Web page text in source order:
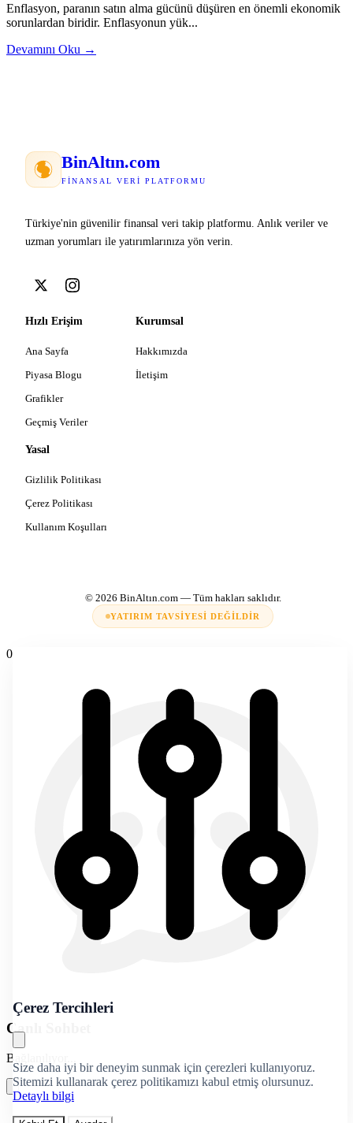
Enflasyon, paranın satın alma gücünü düşüren en önemli ekonomik
sorunlardan biridir. Enflasyonun yük...
Devamını Oku →
BinAltın.com
FINANSAL VERI PLATFORMU
Türkiye'nin güvenilir finansal veri takip platformu. Anlık veriler ve
uzman yorumları ile yatırımlarınıza yön verin.
Hızlı Erişim
Ana Sayfa
Piyasa Blogu
Grafikler
Geçmiş Veriler
Kurumsal
Hakkımızda
İletişim
Yasal
Gizlilik Politikası
Çerez Politikası
Kullanım Koşulları
© 2026 BinAltın.com— Tüm hakları saklıdır.
YATIRIM TAVSIYESI DEĞILDIR
Çerez Tercihleri
Size daha iyi bir deneyim sunmak için çerezleri kullanıyoruz.
Sitemizi kullanarak çerez politikamızı kabul etmiş olursunuz.
Detaylı bilgi
0
Canlı Sohbet
Bağlanılıyor...